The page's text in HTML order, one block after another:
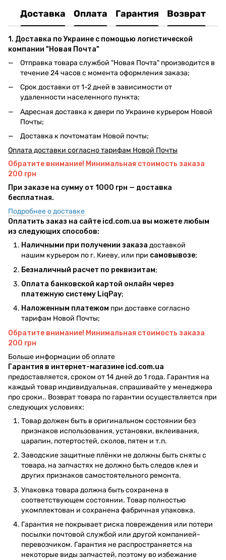
Доставка Оплата Гарантия Возврат
1. Доставка по Украине с помощью логистической
компании "Новая Почта"
Отправка товара службой "Новая Почта" производится в
течение 24 часов с момента оформления заказа;
Срок доставки от 1-2 дней в зависимости от
удаленности населенного пункта;
Адресная доставка к двери по Украине курьером Новой
Почты;
Доставка к почтоматам Новой почты;
Оплата доставки согласно тарифам Новой Почты
Обратите внимание! Минимальная стоимость заказа
200 грн
При заказе на сумму от 1000 грн — доставка
бесплатная.
Подробнее о доставке
Оплатить заказ на сайте icd.com.ua вы можете любым
из следующих способов:
Наличными при получении заказа доставкой
нашим курьером по г. Киеву, или при самовывозе;
Безналичный расчет по реквизитам;
Оплата банковской картой онлайн через
платежную систему LiqPay;
Наложенным платежом при доставке согласно
тарифам Новой Почты;
Обратите внимание! Минимальная стоимость заказа
200 грн
Больше информации об оплате
Гарантия в интернет-магазине icd.com.ua
предоставляется, сроком от 14 дней до 1 года. Гарантия на
каждый товар индивидуальная, спрашивайте у менеджера
про сроки.. Возврат товара по гарантии осуществляется при
следующих условиях:
Товар должен быть в оригинальном состоянии без
признаков использования, установки, вклеивания,
царапин, потертостей, сколов, пятен и т.п.
Заводские защитные плёнки не должны быть сняты с
товара, на запчастях не должно быть следов клея и
других признаков самостоятельного ремонта.
Упаковка товара должна быть сохранена в
соответствующем состоянии. Товар полностью
укомплектован и сохранена фабричная упаковка.
Гарантия не покрывает риска повреждения или потери
посылки почтовой службой или другой компанией-
перевозчиком. Гарантия не распространяется на
некоторые виды запчастей, поэтому во избежание